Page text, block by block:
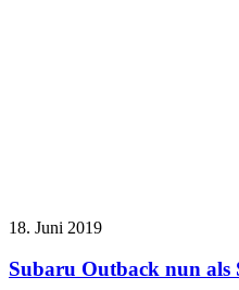
18. Juni 2019
Subaru Outback nun als